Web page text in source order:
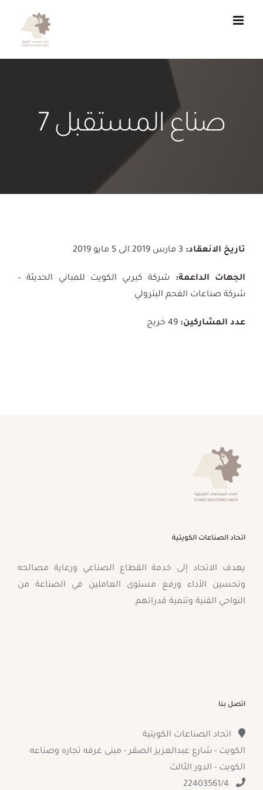
صناع المستقبل 7
تاريخ الانعقاد: 3 مارس 2019 الى 5 مايو 2019
الجهات الداعمة: شركة كيربي الكويت للمباني الحديثة –
شركة صناعات الفحم البترولي
عدد المشاركين:
اتحاد الصناعات الكويتية
يهدف الاتحاد إلى خدمة القطاع الصناعي ورعاية مصالحه
وتحسين الأداء ورفع مستوى العاملين في الصناعة من
النواحي الفنية وتنمية قدراتهم.
اتصل بنا
اتحاد الصناعات الكويتية
الكويت - شارع عبدالعزيز الصقر - مبنى غرفه تجاره وصناعه
الكويت - الدور الثالث
22403561/4